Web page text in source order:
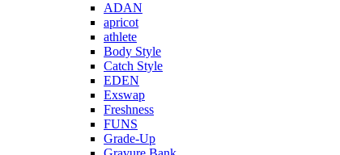
ADAN
apricot
athlete
Body Style
Catch Style
EDEN
Exswap
Freshness
FUNS
Grade-Up